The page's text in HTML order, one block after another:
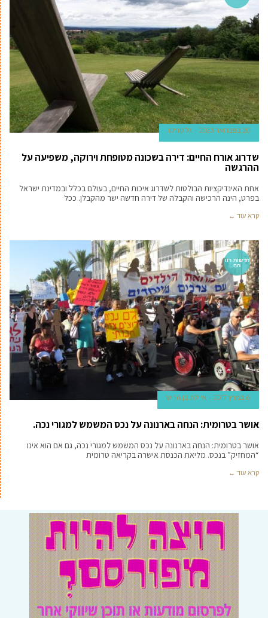
20 בפברואר 2023 גל טוויטו
שדרוג אורח החיים: דירה בשכונה מטופחת וירוקה, משפיעה על
ההרגשה
אחת האינדיקציות הבולטות לשדרוג איכות החיים, בעולם בכלל ובמדינת ישראל
בפרט, הינה הרכישה והקבלה של דירה חדשה ישר מהקבלן. ככל
קרא עוד ←
חדשות רוו
חה
6 במרץ 2017 איילת בן הרוש
אושר בטרומית: הנחה בארנונה על נכס המשמש למגורי נכה.
אושר בטרומית: הנחה בארנונה על נכס המשמש למגורי נכה, גם אם הוא אינו
“המחזיק” בנכס. מליאת הכנסת אישרה בקריאה טרומית
קרא עוד ←